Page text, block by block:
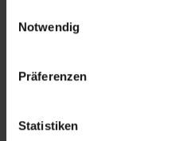
Notwendig
Präferenzen
Statistiken
Wichtige
In einigen
eine Kurtaxe/
nach der
sowie der